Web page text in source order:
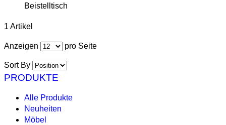
Beistelltisch
1 Artikel
Anzeigen pro Seite
Sort By
PRODUKTE
Alle Produkte
Neuheiten
Möbel